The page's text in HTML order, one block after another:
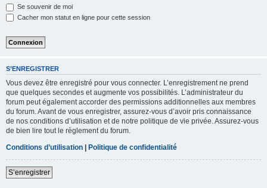
Se souvenir de moi
Cacher mon statut en ligne pour cette session
S’ENREGISTRER
Vous devez être enregistré pour vous connecter. L’enregistrement ne prend
que quelques secondes et augmente vos possibilités. L’administrateur du
forum peut également accorder des permissions additionnelles aux membres
du forum. Avant de vous enregistrer, assurez-vous d’avoir pris connaissance
de nos conditions d’utilisation et de notre politique de vie privée. Assurez-vous
de bien lire tout le règlement du forum.
Conditions d’utilisation | Politique de confidentialité
S’enregistrer